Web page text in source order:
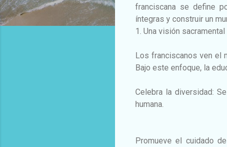
franciscana se define
íntegras y construir un
1. Una visión
Los franciscanos ven el
Bajo este enfoque, la
Celebra la diversidad:
humana.
Promueve el cuidado